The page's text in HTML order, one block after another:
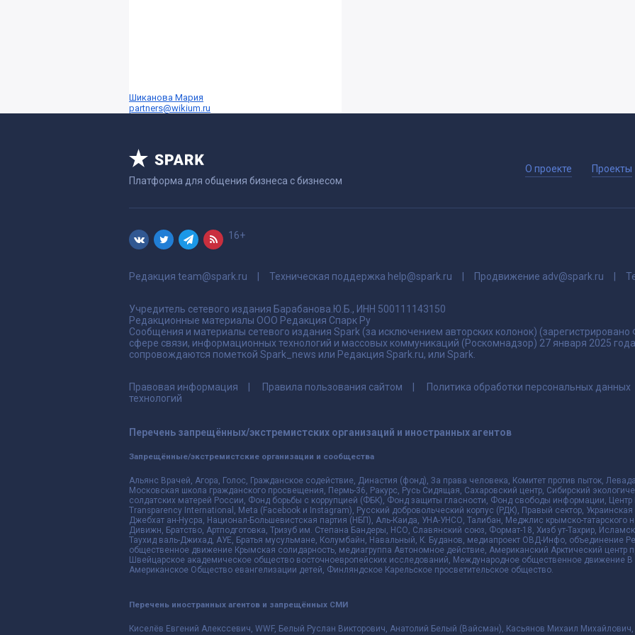
Шиканова Мария
partners@wikium.ru
Платформа для общения бизнеса с бизнесом
О проекте Проекты
16+
Редакция team@spark.ru Техническая поддержка help@spark.ru Продвижение adv@spark.ru
Учредитель сетевого издания Барабанова.Ю.Б., ИНН 500111143150
Редакционные материалы ООО Редакция Спарк Ру
Сообщения и материалы сетевого издания Spark (за исключением авторских колонок)
сфере связи, информационных технологий и массовых коммуникаций (Роскомнадзор) 27 января 2025
сопровождаются пометкой Spark_news или Редакция Spark.ru, или Spark.
Правовая информация Правила пользования сайтом
Политика обработки персональных данных
технологий
Перечень запрещённых/экстремистских организаций и иностранных агентов
Запрещённые/экстремистские организации и сообщества
Альянс Врачей, Агора, Голос, Гражданское содействие, Династия (фонд), За права человека, Комитет против пыток,
Московская школа гражданского просвещения, Пермь-36, Ракурс, Русь Сидящая, Сахаровский центр, Сибирский
солдатских матерей России, Фонд борьбы с коррупцией (ФБК), Фонд защиты гласности, Фонд свободы информации,
Transparency International, Meta (Facebook и Instagram), Русский добровольческий корпус (РДК), Правый сектор,
Джебхат ан-Нусра, Национал-Большевистская партия (НБП), Аль-Каида, УНА-УНСО, Талибан, Меджлис крымско-татарского
Дивижн, Братство, Артподготовка, Тризуб им. Степана Бандеры, НСО, Славянский союз, Формат-18, Хизб ут-Тахрир,
Таухид валь-Джихад, АУЕ, Братья мусульмане, Колумбайн, Навальный, К. Буданов, медиапроект ОВД-Инфо, объединение
общественное движение Крымская солидарность, медиагруппа Автономное действие, Американский Арктический центр
Швейцарское академическое общество восточноевропейских исследований, Международное общественное движение В
Американское Общество евангелизации детей, Финляндское Карельское просветительское общество.
Перечень иностранных агентов и запрещённых СМИ
Киселёв Евгений Алекссевич, WWF, Белый Руслан Викторович, Анатолий Белый (Вайсман), Касьянов Михаил